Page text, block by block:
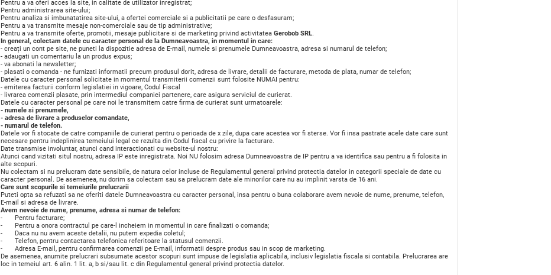
Pentru a va oferi acces la site, in calitate de utilizator inregistrat;
Pentru administrarea site-ului;
Pentru analiza si imbunatatirea site-ului, a ofertei comerciale si a publicitatii pe care o desfasuram;
Pentru a va transmite mesaje non-comerciale sau de tip administrative;
Pentru a va transmite oferte, promotii, mesaje publicitare si de marketing privind activitatea Gerobob SRL.
In general, colectam datele cu caracter personal de la Dumneavoastra, in momentul in care:
- creați un cont pe site, ne puneti la dispozitie adresa de E-mail, numele si prenumele Dumneavoastra, adresa si numarul de telefon;
- adaugati un comentariu la un produs expus;
- va abonati la newsletter;
- plasati o comanda - ne furnizati informatii precum produsul dorit, adresa de livrare, detalii de facturare, metoda de plata, numar de telefon;
Datele cu caracter personal solicitate in momentul transmiterii comenzii sunt folosite NUMAI pentru:
- emiterea facturii conform legislatiei in vigoare, Codul Fiscal
- livrarea comenzii plasate, prin intermediul companiei partenere, care asigura serviciul de curierat.
Datele cu caracter personal pe care noi le transmitem catre firma de curierat sunt urmatoarele:
- numele si prenumele,
- adresa de livrare a produselor comandate,
- numarul de telefon.
Datele vor fi stocate de catre companiile de curierat pentru o perioada de x zile, dupa care acestea vor fi sterse. Vor fi insa pastrate acele date care sunt
necesare pentru indeplinirea temeiului legal ce rezulta din Codul fiscal cu privire la facturare.
Date transmise involuntar, atunci cand interactionati cu website-ul nostru:
Atunci cand vizitati situl nostru, adresa IP este inregistrata. Noi NU folosim adresa Dumneavoastra de IP pentru a va identifica sau pentru a fi folosita in
alte scopuri.
Nu colectam si nu prelucram date sensibile, de natura celor incluse de Regulamentul general privind protectia datelor in categorii speciale de date cu
caracter personal. De asemenea, nu dorim sa colectam sau sa prelucram date ale minorilor care nu au implinit varsta de 16 ani.
Care sunt scopurile si temeiurile prelucrarii
Puteti opta sa refuzati sa ne oferiti datele Dumneavoastra cu caracter personal, insa pentru o buna colaborare avem nevoie de nume, prenume, telefon,
E-mail si adresa de livrare.
Avem nevoie de nume, prenume, adresa si numar de telefon:
- Pentru facturare;
- Pentru a onora contractul pe care-l incheiem in momentul in care finalizati o comanda;
- Daca nu nu avem aceste detalii, nu putem expedia coletul;
- Telefon, pentru contactarea telefonica referitoare la statusul comenzii.
- Adresa E-mail, pentru confirmarea comenzii pe E-mail, informatii despre produs sau in scop de marketing.
De asemenea, anumite prelucrari subsumate acestor scopuri sunt impuse de legislatia aplicabila, inclusiv legislatia fiscala si contabila. Prelucrarea are
loc in temeiul art. 6 alin. 1 lit. a, b si/sau lit. c din Regulamentul general privind protectia datelor.